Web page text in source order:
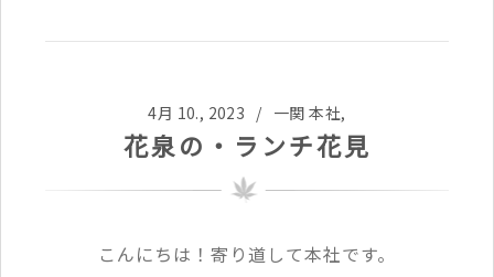
4月 10., 2023 / 一関 本社,
花泉の・ランチ花見
こんにちは！寄り道して本社です。